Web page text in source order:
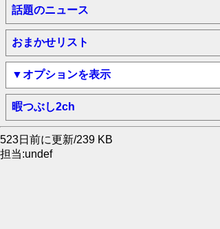
話題のニュース
おまかせリスト
▼オプションを表示
暇つぶし2ch
523日前に更新/239 KB
担当:undef